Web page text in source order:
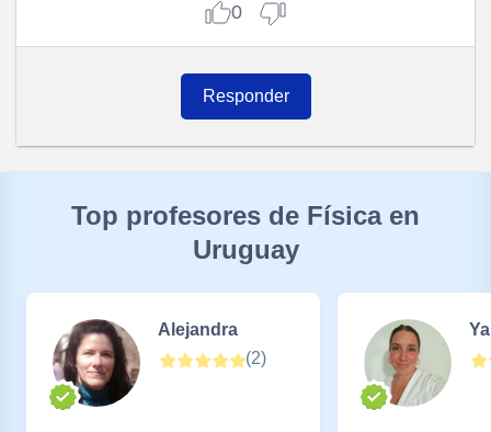
0
Responder
Top profesores de Física en
Uruguay
Alejandra
(2)